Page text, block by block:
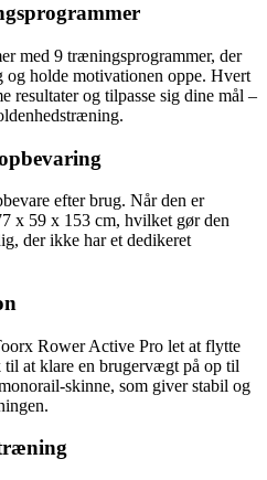
med 9 træningsprogrammer, der
holde motivationen oppe. Hvert
resultater og tilpasse sig dine mål –
efter brug. Når den er
x 59 x 153 cm, hvilket gør den
der ikke har et dedikeret
Rower Active Pro let at flytte
til at klare en brugervægt på op til
skinne, som giver stabil og